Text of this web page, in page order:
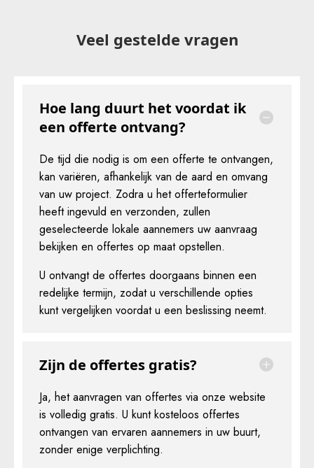
Veel gestelde vragen
Hoe lang duurt het voordat ik
een offerte ontvang?
De tijd die nodig is om een offerte te ontvangen,
kan variëren, afhankelijk van de aard en omvang
van uw project. Zodra u het offerteformulier
heeft ingevuld en verzonden, zullen
geselecteerde lokale aannemers uw aanvraag
bekijken en offertes op maat opstellen.
U ontvangt de offertes doorgaans binnen een
redelijke termijn, zodat u verschillende opties
kunt vergelijken voordat u een beslissing neemt.
Zijn de offertes gratis?
Ja, het aanvragen van offertes via onze website
is volledig gratis. U kunt kosteloos offertes
ontvangen van ervaren aannemers in uw buurt,
zonder enige verplichting.